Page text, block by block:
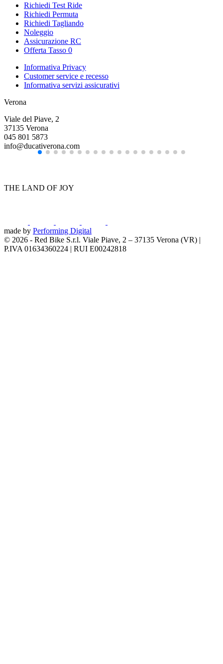
Richiedi Test Ride
Richiedi Permuta
Richiedi Tagliando
Noleggio
Assicurazione RC
Offerta Tasso 0
Informativa Privacy
Customer service e recesso
Informativa servizi assicurativi
Verona
Viale del Piave, 2
37135 Verona
045 801 5873
info@ducativerona.com
THE LAND OF JOY
made by Performing Digital
© 2026 - Red Bike S.r.l. Viale Piave, 2 – 37135 Verona (VR) |
P.IVA 01634360224 | RUI E00242818